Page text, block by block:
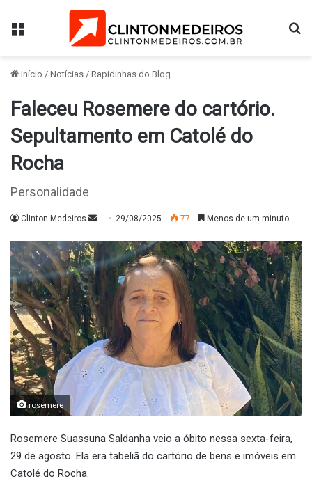
Menu
Início / Notícias / Rapidinhas do Blog
Faleceu Rosemere do cartório.
Sepultamento em Catolé do
Rocha
Personalidade
Clinton Medeiros
Mande
mail
29/08/2025 77 Menos de um minuto
rosemere
Rosemere Suassuna Saldanha veio a óbito nessa sexta-feira,
29 de agosto. Ela era tabeliã do cartório de bens e imóveis em
Catolé do Rocha.